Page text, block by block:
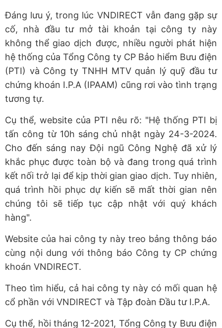
Đáng lưu ý, trong lúc VNDIRECT vẫn đang gặp sự
cố, nhà đầu tư mở tài khoản tại công ty này
không thể giao dịch được, nhiều người phát hiện
hệ thống của Tổng Công ty CP Bảo hiểm Bưu điện
(PTI) và Công ty TNHH MTV quản lý quỹ đầu tư
chứng khoán I.P.A (IPAAM) cũng rơi vào tình trạng
tương tự.
Cụ thể, website của PTI nêu rõ: "Hệ thống PTI bị
tấn công từ 10h sáng chủ nhật ngày 24-3-2024.
Cho đến sáng nay Đội ngũ Công Nghệ đã xử lý
khắc phục được toàn bộ và đang trong quá trình
kết nối trở lại để kịp thời gian giao dịch. Tuy nhiên,
quá trình hồi phục dự kiến sẽ mất thời gian nên
chúng tôi sẽ tiếp tục cập nhật với quý khách
hàng".
Website của hai công ty này treo bảng thông báo
cùng nội dung với thông báo Công ty CP chứng
khoán VNDIRECT.
Theo tìm hiểu, cả hai công ty này có mối quan hệ
cổ phần với VNDIRECT và Tập đoàn Đầu tư I.P.A.
Cụ thể, hồi tháng 12-2021, Tổng Công ty Bưu điện